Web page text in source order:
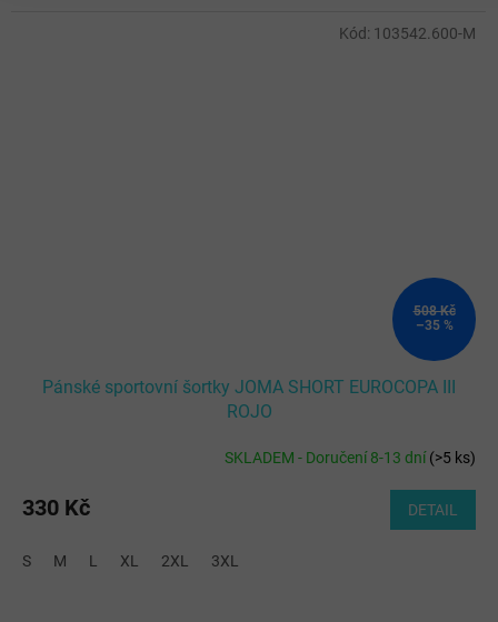
508 Kč
–35 %
Pánské sportovní šortky JOMA SHORT EUROCOPA III
ROJO
SKLADEM - Doručení 8-13 dní(>5 ks)
330 Kč DETAIL
S M L XL 2XL 3XL
Kód: 103542.600-M